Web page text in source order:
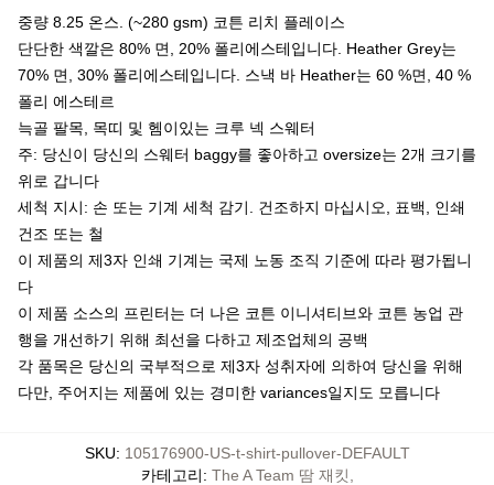
중량 8.25 온스. (~280 gsm) 코튼 리치 플레이스
단단한 색깔은 80% 면, 20% 폴리에스테입니다. Heather Grey는
70% 면, 30% 폴리에스테입니다. 스낵 바 Heather는 60 %면, 40 %
폴리 에스테르
늑골 팔목, 목띠 및 헴이있는 크루 넥 스웨터
주: 당신이 당신의 스웨터 baggy를 좋아하고 oversize는 2개 크기를
위로 갑니다
세척 지시: 손 또는 기계 세척 감기. 건조하지 마십시오, 표백, 인쇄
건조 또는 철
이 제품의 제3자 인쇄 기계는 국제 노동 조직 기준에 따라 평가됩니
다
이 제품 소스의 프린터는 더 나은 코튼 이니셔티브와 코튼 농업 관
행을 개선하기 위해 최선을 다하고 제조업체의 공백
각 품목은 당신의 국부적으로 제3자 성취자에 의하여 당신을 위해
다만, 주어지는 제품에 있는 경미한 variances일지도 모릅니다
SKU: 105176900-US-t-shirt-pullover-DEFAULT
카테고리: The A Team 땀 재킷